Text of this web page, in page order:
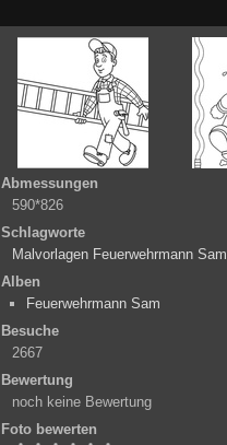
Abmessungen
590*826
Schlagworte
Malvorlagen Feuerwehrmann Sam
Alben
Feuerwehrmann Sam
Besuche
2667
Bewertung
noch keine Bewertung
Foto bewerten